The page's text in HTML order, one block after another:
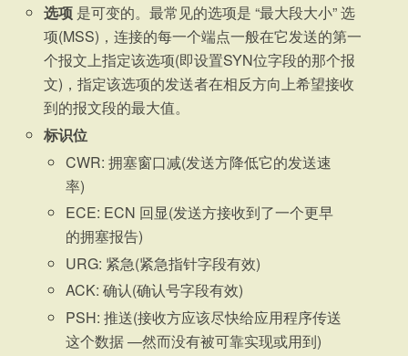
选项 是可变的。最常见的选项是 “最大段大小” 选
项(MSS)，连接的每一个端点一般在它发送的第一
个报文上指定该选项(即设置SYN位字段的那个报
文)，指定该选项的发送者在相反方向上希望接收
到的报文段的最大值。
标识位
CWR: 拥塞窗口减(发送方降低它的发送速
率)
ECE: ECN 回显(发送方接收到了一个更早
的拥塞报告)
URG: 紧急(紧急指针字段有效)
ACK: 确认(确认号字段有效)
PSH: 推送(接收方应该尽快给应用程序传送
这个数据 —然而没有被可靠实现或用到)